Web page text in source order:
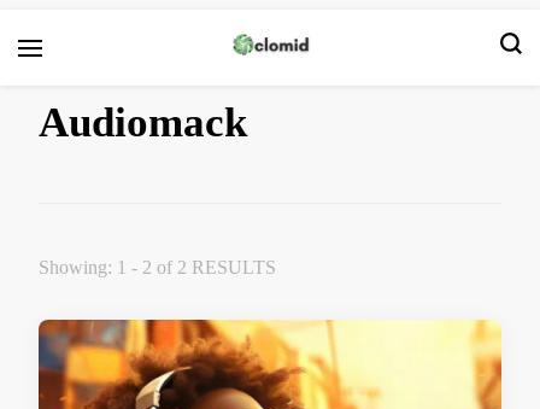
Audiomack
Showing: 1 - 2 of 2 RESULTS